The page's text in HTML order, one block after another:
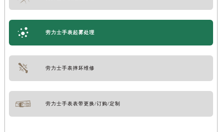
劳力士手表起雾处理
劳力士手表摔坏维修
劳力士手表表带更换/订购/定制